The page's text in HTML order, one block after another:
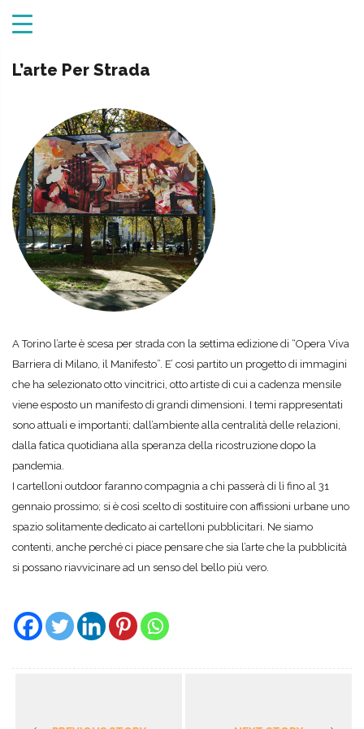
L’arte Per Strada
A Torino l’arte è scesa per strada con la settima edizione di “Opera Viva
Barriera di Milano, il Manifesto”. E’ così partito un progetto di immagini
che ha selezionato otto vincitrici, otto artiste di cui a cadenza mensile
viene esposto un manifesto di grandi dimensioni. I temi rappresentati
sono attuali e importanti; dall’ambiente alla centralità delle relazioni,
dalla fatica quotidiana alla speranza della ricostruzione dopo la
pandemia.
I cartelloni outdoor faranno compagnia a chi passerà di lì fino al 31
gennaio prossimo; si è così scelto di sostituire con affissioni urbane uno
spazio solitamente dedicato ai cartelloni pubblicitari. Ne siamo
contenti, anche perché ci piace pensare che sia l’arte che la pubblicità
si possano riavvicinare ad un senso del bello più vero.